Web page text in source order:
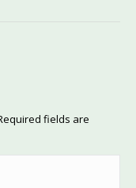
fields are